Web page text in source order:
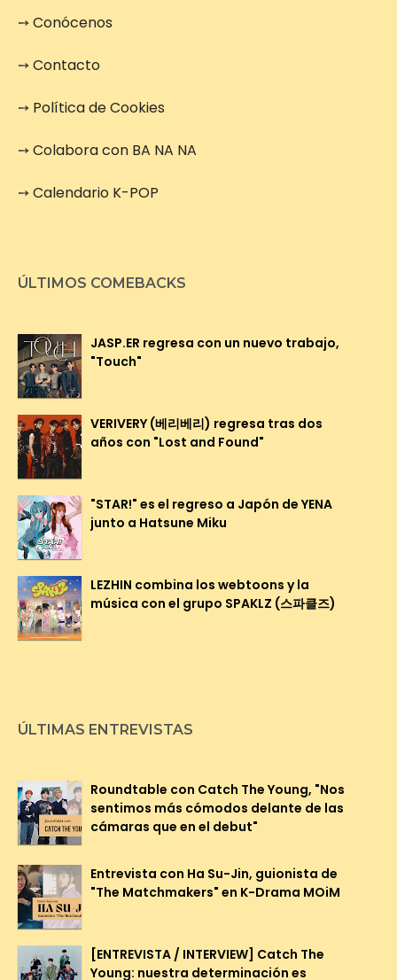
➙Conócenos
➙Contacto
➙ Política de Cookies
➙Colabora con BA NA NA
➙Calendario K-POP
ÚLTIMOS COMEBACKS
JASP.ER regresa con un nuevo trabajo,
"Touch"
VERIVERY (베리베리) regresa tras dos
años con "Lost and Found"
"STAR!" es el regreso a Japón de YENA
junto a Hatsune Miku
LEZHIN combina los webtoons y la
música con el grupo SPAKLZ (스파클즈)
ÚLTIMAS ENTREVISTAS
Roundtable con Catch The Young, "Nos
sentimos más cómodos delante de las
cámaras que en el debut"
Entrevista con Ha Su-Jin, guionista de
"The Matchmakers" en K-Drama MOiM
[ENTREVISTA / INTERVIEW] Catch The
Young: nuestra determinación es